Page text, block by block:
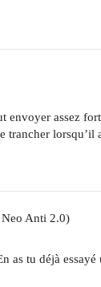
envoyer assez
lorsqu’il
Anti 2.0)
as tu déjà essayé